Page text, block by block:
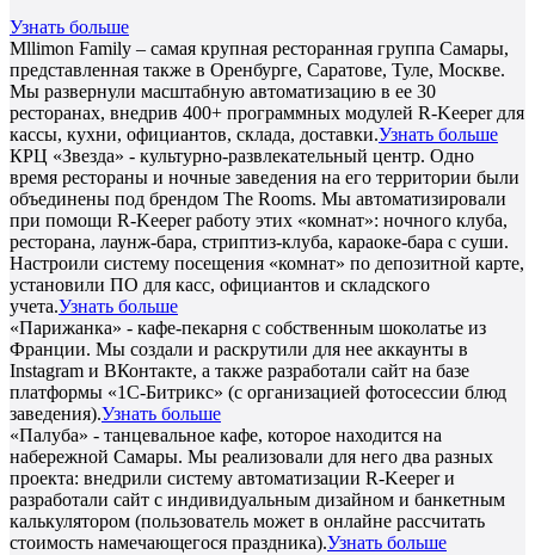
Узнать больше
Mllimon Family – самая крупная ресторанная группа Самары,
представленная также в Оренбурге, Саратове, Туле, Москве.
Мы развернули масштабную автоматизацию в ее 30
ресторанах, внедрив 400+ программных модулей R-Keeper для
кассы, кухни, официантов, склада, доставки.Узнать больше
КРЦ «Звезда» - культурно-развлекательный центр. Одно
время рестораны и ночные заведения на его территории были
объединены под брендом The Rooms. Мы автоматизировали
при помощи R-Keeper работу этих «комнат»: ночного клуба,
ресторана, лаунж-бара, стриптиз-клуба, караоке-бара с суши.
Настроили систему посещения «комнат» по депозитной карте,
установили ПО для касс, официантов и складского
учета.Узнать больше
«Парижанка» - кафе-пекарня с собственным шоколатье из
Франции. Мы создали и раскрутили для нее аккаунты в
Instagram и ВКонтакте, а также разработали сайт на базе
платформы «1С-Битрикс» (с организацией фотосессии блюд
заведения).Узнать больше
«Палуба» - танцевальное кафе, которое находится на
набережной Самары. Мы реализовали для него два разных
проекта: внедрили систему автоматизации R-Keeper и
разработали сайт с индивидуальным дизайном и банкетным
калькулятором (пользователь может в онлайне рассчитать
стоимость намечающегося праздника).Узнать больше